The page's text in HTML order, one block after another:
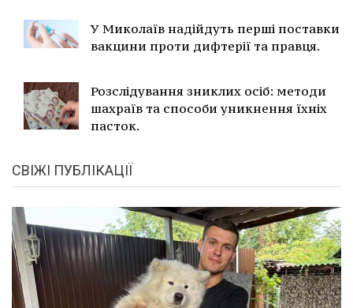
У Миколаїв надійдуть перші поставки
вакцини проти дифтерії та правця.
Розслідування зниклих осіб: методи
шахраїв та способи уникнення їхніх
пасток.
СВІЖІ ПУБЛІКАЦІЇ